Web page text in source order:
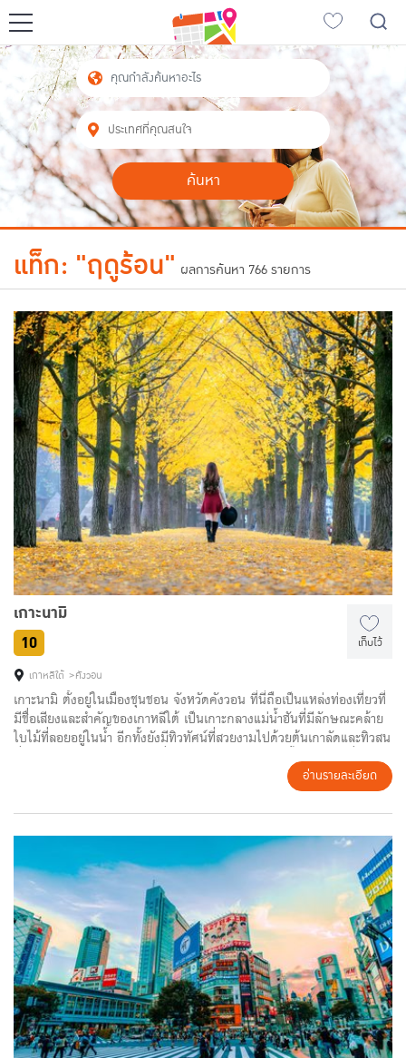
ญี่ปุ่นเที่ยวไหนดี
เที่ยวฮอกไกโด
เที่ยวซัปโปโร
เที่ยวโตเกียว
เที่ยวโอซาก้า
เที่ยวเกียวโต
เที่ยวฟุกุโอกะ
เที่ยวนาโกย่า
เอเชียเที่ยวไหนดี
ญี่ปุ่น
เกาหลีใต้
จีน
ไต้หวัน
ฮ่องกง
มาเก๊า
พม่า
ไทย
เวียดนาม
ลาว
สิงคโปร์
อินโดนีเซีย
อินเดีย
จอร์เจีย
ตุรกี
ยุโรปเที่ยวไหนดี
ฝรั่งเศส
อิตาลี
อังกฤษ กรีซ
ทวีปอื่นๆ
สหรัฐอเมริกา
แคนาดา
อียิปต์
ออสเตรเลีย
นิวซีแลนด์
JAN
มกราคม
เที่ยวไหนดี
FEB
กุมภาพันธ์
เที่ยวไหนดี
ค้นหา
แท็ก: "ฤดูร้อน" ผลการค้นหา 766 รายการ
เก็บไว้
เกาะนามิ
10
เกาหลีใต้ คังวอน
เกาะนามิ ตั้งอยู่ในเมืองชุนชอน จังหวัดคังวอน ที่นี่ถือเป็นแหล่งท่องเที่ยวที่
มีชื่อเสียงและสำคัญของเกาหลีใต้ เป็นเกาะกลางแม่น้ำฮันที่มีลักษณะคล้าย
ใบไม้ที่ลอยอยู่ในน้ำ อีกทั้งยังมีทิวทัศน์ที่สวยงามไปด้วยต้นเกาลัดและทิวสน
ที่เรียงรายตลอดสองข้างทาง ซึ่งในแต่ละฤดูต้นไม้เหล่านี้ก็จะแปรเปลี่ยน
สภาพกลายเป็นความงามที่หลากหลาย จนทำให้เกาะแห่งนี้ถูกเลือกให้เป็น
สถานที่ถ่ายทำซีรีส์ชื่อดังอย่างเรื่อง Winter Love Song จนทำให้กลายเป็น
สถานที่เที่ยวอันโด่งดังในปัจจุบัน
อ่านรายละเอียด